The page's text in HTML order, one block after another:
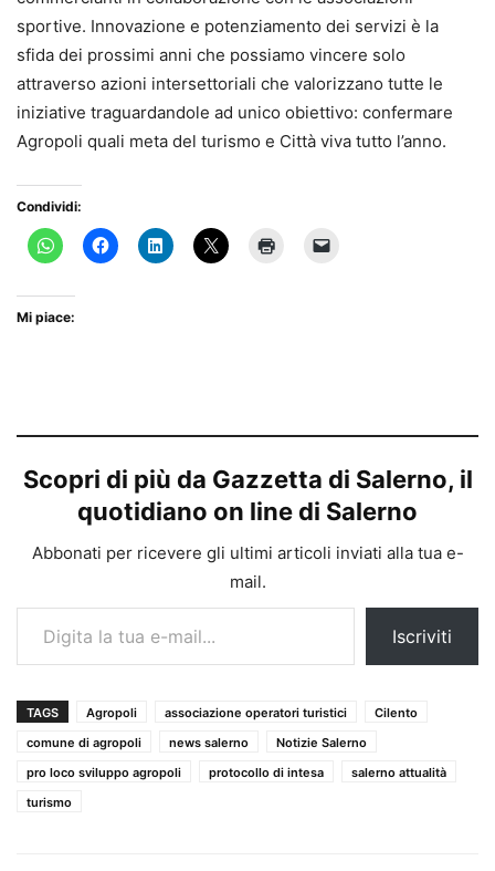
sportive. Innovazione e potenziamento dei servizi è la
sfida dei prossimi anni che possiamo vincere solo
attraverso azioni intersettoriali che valorizzano tutte le
iniziative traguardandole ad unico obiettivo: confermare
Agropoli quali meta del turismo e Città viva tutto l’anno.
Condividi:
Mi piace:
Scopri di più da Gazzetta di Salerno, il
quotidiano on line di Salerno
Abbonati per ricevere gli ultimi articoli inviati alla tua e-
mail.
Digita la tua e-mail...
Iscriviti
TAGS Agropoli associazione operatori turistici
Cilento
comune di agropoli
news salerno
Notizie Salerno
pro loco sviluppo agropoli
protocollo di intesa
salerno attualità
turismo